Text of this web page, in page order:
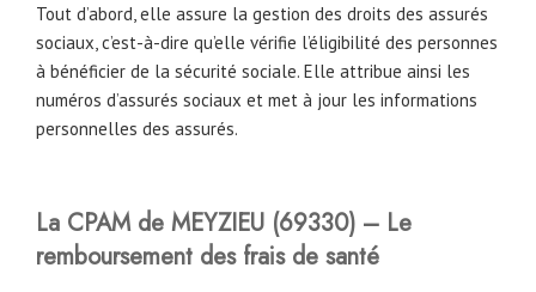
Tout d’abord, elle assure la gestion des droits des assurés
sociaux, c’est-à-dire qu’elle vérifie l’éligibilité des personnes
à bénéficier de la sécurité sociale. Elle attribue ainsi les
numéros d’assurés sociaux et met à jour les informations
personnelles des assurés.
La CPAM de MEYZIEU (69330) – Le
remboursement des frais de santé